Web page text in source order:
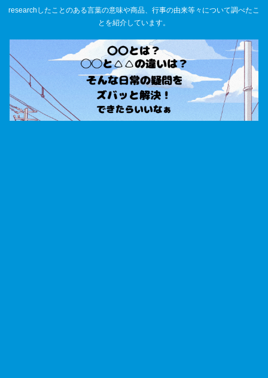
researchしたことのある言葉の意味や商品、行事の由来等々について調べたこ
とを紹介しています。